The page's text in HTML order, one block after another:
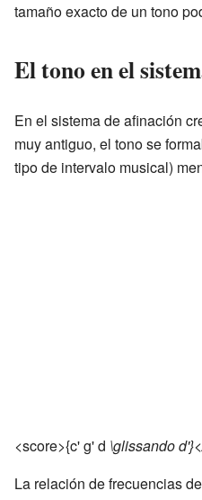
tamaño exacto de un tono
El tono en el
En el sistema de afinación
muy antiguo, el tono se
tipo de intervalo musical)
<score>{c' g' d \glissando
La relación de frecuencias